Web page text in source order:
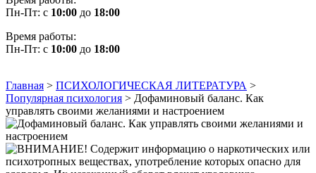
Пн-Пт: с 10:00 до 18:00
Время работы:
Пн-Пт: с 10:00 до 18:00
Главная > ПСИХОЛОГИЧЕСКАЯ ЛИТЕРАТУРА >
Популярная психология > Дофаминовый баланс. Как
управлять своими желаниями и настроением